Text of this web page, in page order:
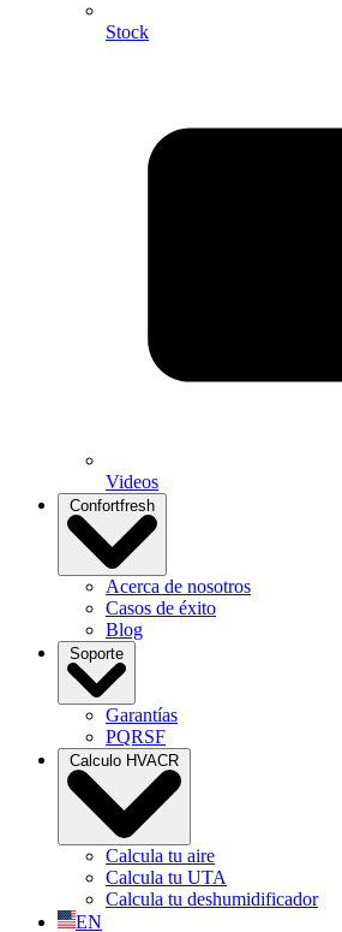
Stock
Videos
Confortfresh
Acerca de nosotros
Casos de éxito
Blog
Soporte
Garantías
PQRSF
Calculo HVACR
Calcula tu aire
Calcula tu UTA
Calcula tu deshumidificador
EN